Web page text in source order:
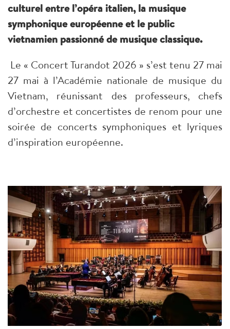
culturel entre l’opéra italien, la musique
symphonique européenne et le public
vietnamien passionné de musique classique.
Le « Concert Turandot 2026 » s’est tenu 27 mai
27 mai à l’Académie nationale de musique du
Vietnam, réunissant des professeurs, chefs
d’orchestre et concertistes de renom pour une
soirée de concerts symphoniques et lyriques
d’inspiration européenne.